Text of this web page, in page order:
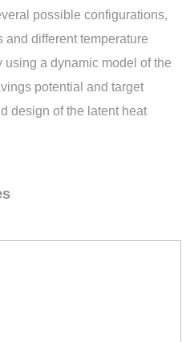
possible configurations,
and different temperature
using a dynamic model of the
potential and target
design of the latent heat